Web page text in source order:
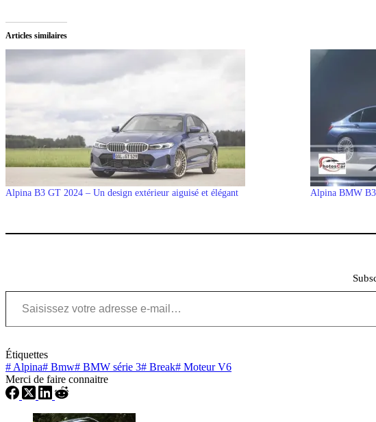
Articles similaires
Alpina B3 GT 2024 – Un design extérieur aiguisé et élégant Alpina BMW
Saisissez votre adresse e-mail…
Étiquettes
# Alpina# Bmw# BMW série 3# Break# Moteur V6
Merci de faire connaitre